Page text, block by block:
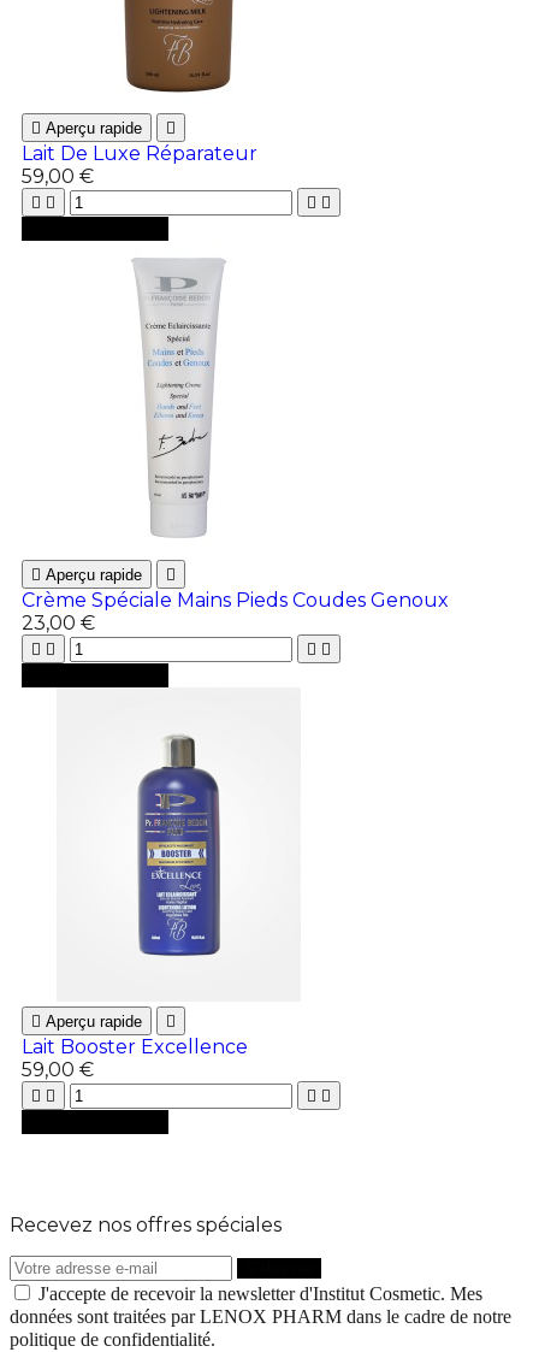
 Aperçu rapide 
Lait De Luxe Réparateur
59,00 €
   
 Aperçu rapide 
Crème Spéciale Mains Pieds Coudes Genoux
23,00 €
   
 Aperçu rapide 
Lait Booster Excellence
59,00 €
   
Recevez nos offres spéciales
J'accepte de recevoir la newsletter d'Institut Cosmetic. Mes
données sont traitées par LENOX PHARM dans le cadre de notre
politique de confidentialité.